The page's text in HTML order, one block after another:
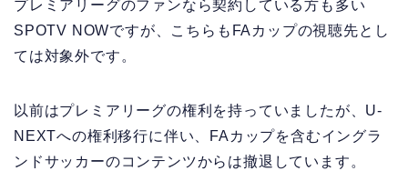
プレミアリーグのファンなら契約している方も多い
SPOTV NOWですが、こちらもFAカップの視聴先とし
ては対象外です。
以前はプレミアリーグの権利を持っていましたが、U-
NEXTへの権利移行に伴い、FAカップを含むイングラ
ンドサッカーのコンテンツからは撤退しています。